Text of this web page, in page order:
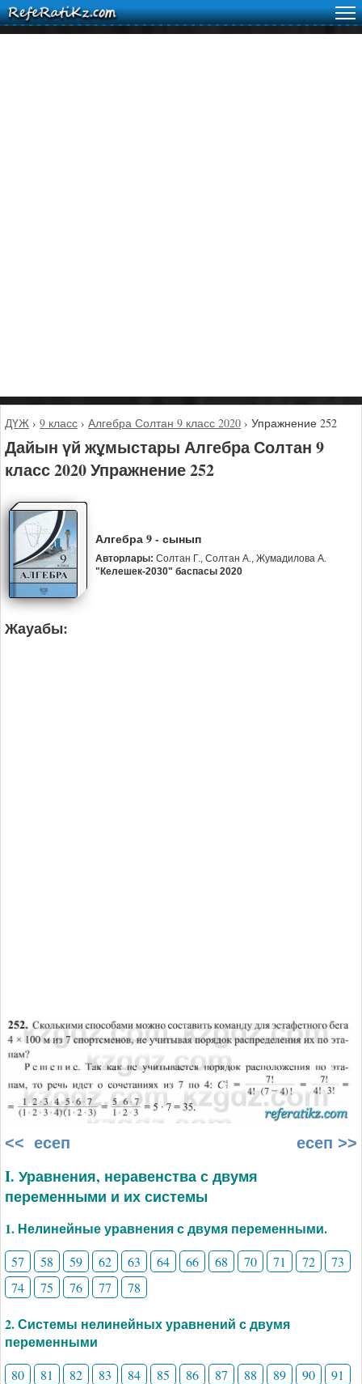
ДҮЖ › 9 класс › Алгебра Солтан 9 класс 2020 › Упражнение 252
Дайын үй жұмыстары Алгебра Солтан 9
класс 2020 Упражнение 252
Алгебра 9 - сынып
Авторлары: Солтан Г., Солтан А., Жумадилова А.
"Келешек-2030" баспасы 2020
Жауабы:
<< есеп есеп >>
I. Уравнения, неравенства с двумя
переменными и их системы
1. Нелинейные уравнения с двумя переменными.
57 58 59 62 63 64 66 68 70 71 72
73
74
75 76 77 78
2. Системы нелинейных уравнений с двумя
переменными
80 81 82 83 84 85 86 87 88 89 90
91